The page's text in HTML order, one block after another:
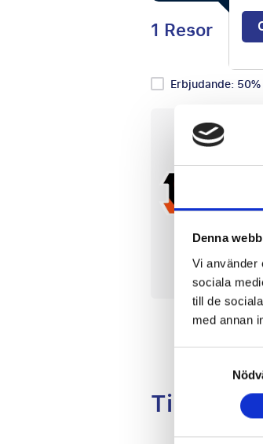
Denna
Vi använder
sociala
till de
med annan
1 Resor
Erbjudande:
Till